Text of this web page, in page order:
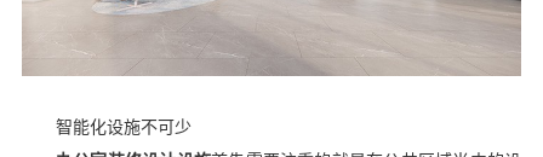
智能化设施不可少